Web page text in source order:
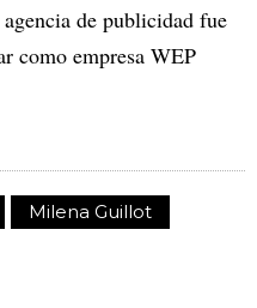
de publicidad fue
como empresa WEP
Milena Guillot